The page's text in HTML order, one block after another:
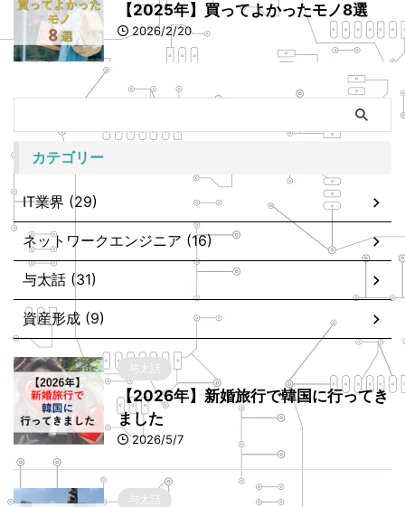
【2025年】買ってよかったモノ8選
2026/2/20
カテゴリー
IT業界 (29)
ネットワークエンジニア (16)
与太話 (31)
資産形成 (9)
与太話
【2026年】新婚旅行で韓国に行ってき
ました
2026/5/7
与太話